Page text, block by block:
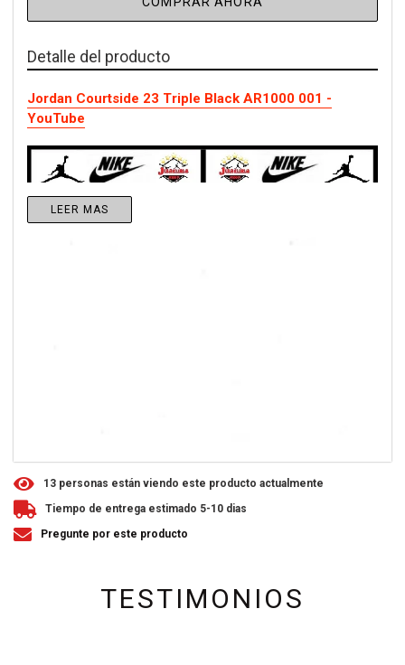
Detalle del producto
Jordan Courtside 23 Triple Black AR1000 001 -
YouTube
LEER MAS
1 3 personas están viendo este producto actualmente
Tiempo de entrega estimado 5-10 dias
Pregunte por este producto
TESTIMONIOS